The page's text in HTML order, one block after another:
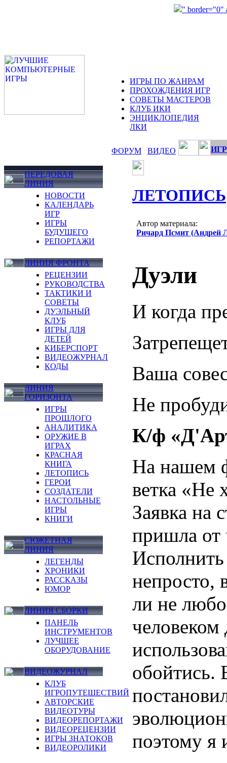
" border="0"
ИГРЫ ПО ЖАНРАМ
ПРОХОЖДЕНИЯ ИГР
СОВЕТЫ МАСТЕРОВ
КЛУБ ИКИ
ЭНЦИКЛОПЕДИЯ
ЛКИ
ФОРУМ ВИДЕО
ПЕРЕДОВАЯ
ЛИНИЯ
НОВОСТИ
КАЛЕНДАРЬ
ИГР
ИГРЫ
БУДУЩЕГО
РЕПОРТАЖИ
ЛИНИЯ ФРОНТА
РЕЦЕНЗИИ
РУКОВОДСТВА
ТАКТИКИ И
СОВЕТЫ
ДУЭЛЬНЫЙ
КЛУБ
ИГРЫ ДЛЯ
ДЕТЕЙ
КИБЕРСПОРТ
ВИДЕОЖУРНАЛ
КОДЫ
ЛИНИЯ
ГОРИЗОНТА
ИГРЫ
ПРОШЛОГО
АНАЛИТИКА
ОРУЖИЕ В
ИГРАХ
КРАСНАЯ
КНИГА
ЛЕТОПИСЬ
ГЕРОИ
СОЗДАТЕЛИ
НАСТОЛЬНЫЕ
ИГРЫ
КНИГИ
СЮЖЕТНАЯ
ЛИНИЯ
ЛЕГЕНДЫ
ХРОНИКИ
РАССКАЗЫ
ЮМОР
ЛИНИЯ СБОРКИ
ПАНЕЛЬ
ИНСТРУМЕНТОВ
ЛУЧШЕЕ
ОБОРУДОВАНИЕ
ВИДЕОЖУРНАЛ
КЛУБ
ИГРОПУТЕШЕСТВИЙ
АВТОРСКИЕ
ВИДЕОТУРЫ
ВИДЕОРЕПОРТАЖИ
ВИДЕОРЕЦЕНЗИИ
ИГРЫ ЗНАТОКОВ
ВИДЕОРОЛИКИ
ЛЕТОПИСЬ
Автор материала:
Ричард Псмит (Андрей
Дуэли
И когда
Ваша
Не
К/ф
На нашем
ветка «Не
Заявка на
пришла от
непросто,
ли не
человеком
обойтись.
поэтому я